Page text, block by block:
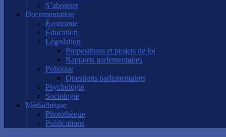
S’abonner
Documentation
Économie
Éducation
Législation
Propositions et projets de loi
Rapports parlementaires
Politique
Questions parlementaires
Psychologie
Sociologie
Médiathèque
Photothèque
Publications